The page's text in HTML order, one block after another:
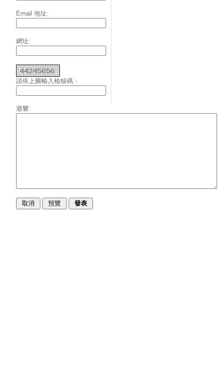
Email 地址:
網址:
請依上圖輸入檢核碼：
迴響: